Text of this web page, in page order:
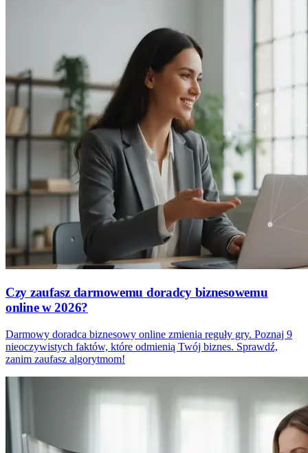
Czy zaufasz darmowemu doradcy biznesowemu
online w 2026?
Darmowy doradca biznesowy online zmienia reguły gry. Poznaj 9
nieoczywistych faktów, które odmienią Twój biznes. Sprawdź,
zanim zaufasz algorytmom!